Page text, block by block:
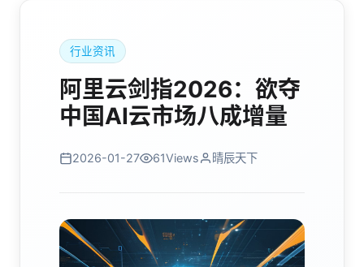
行业资讯
阿里云剑指2026：欲夺
中国AI云市场八成增量
2026-01-27 61Views 晴辰天下